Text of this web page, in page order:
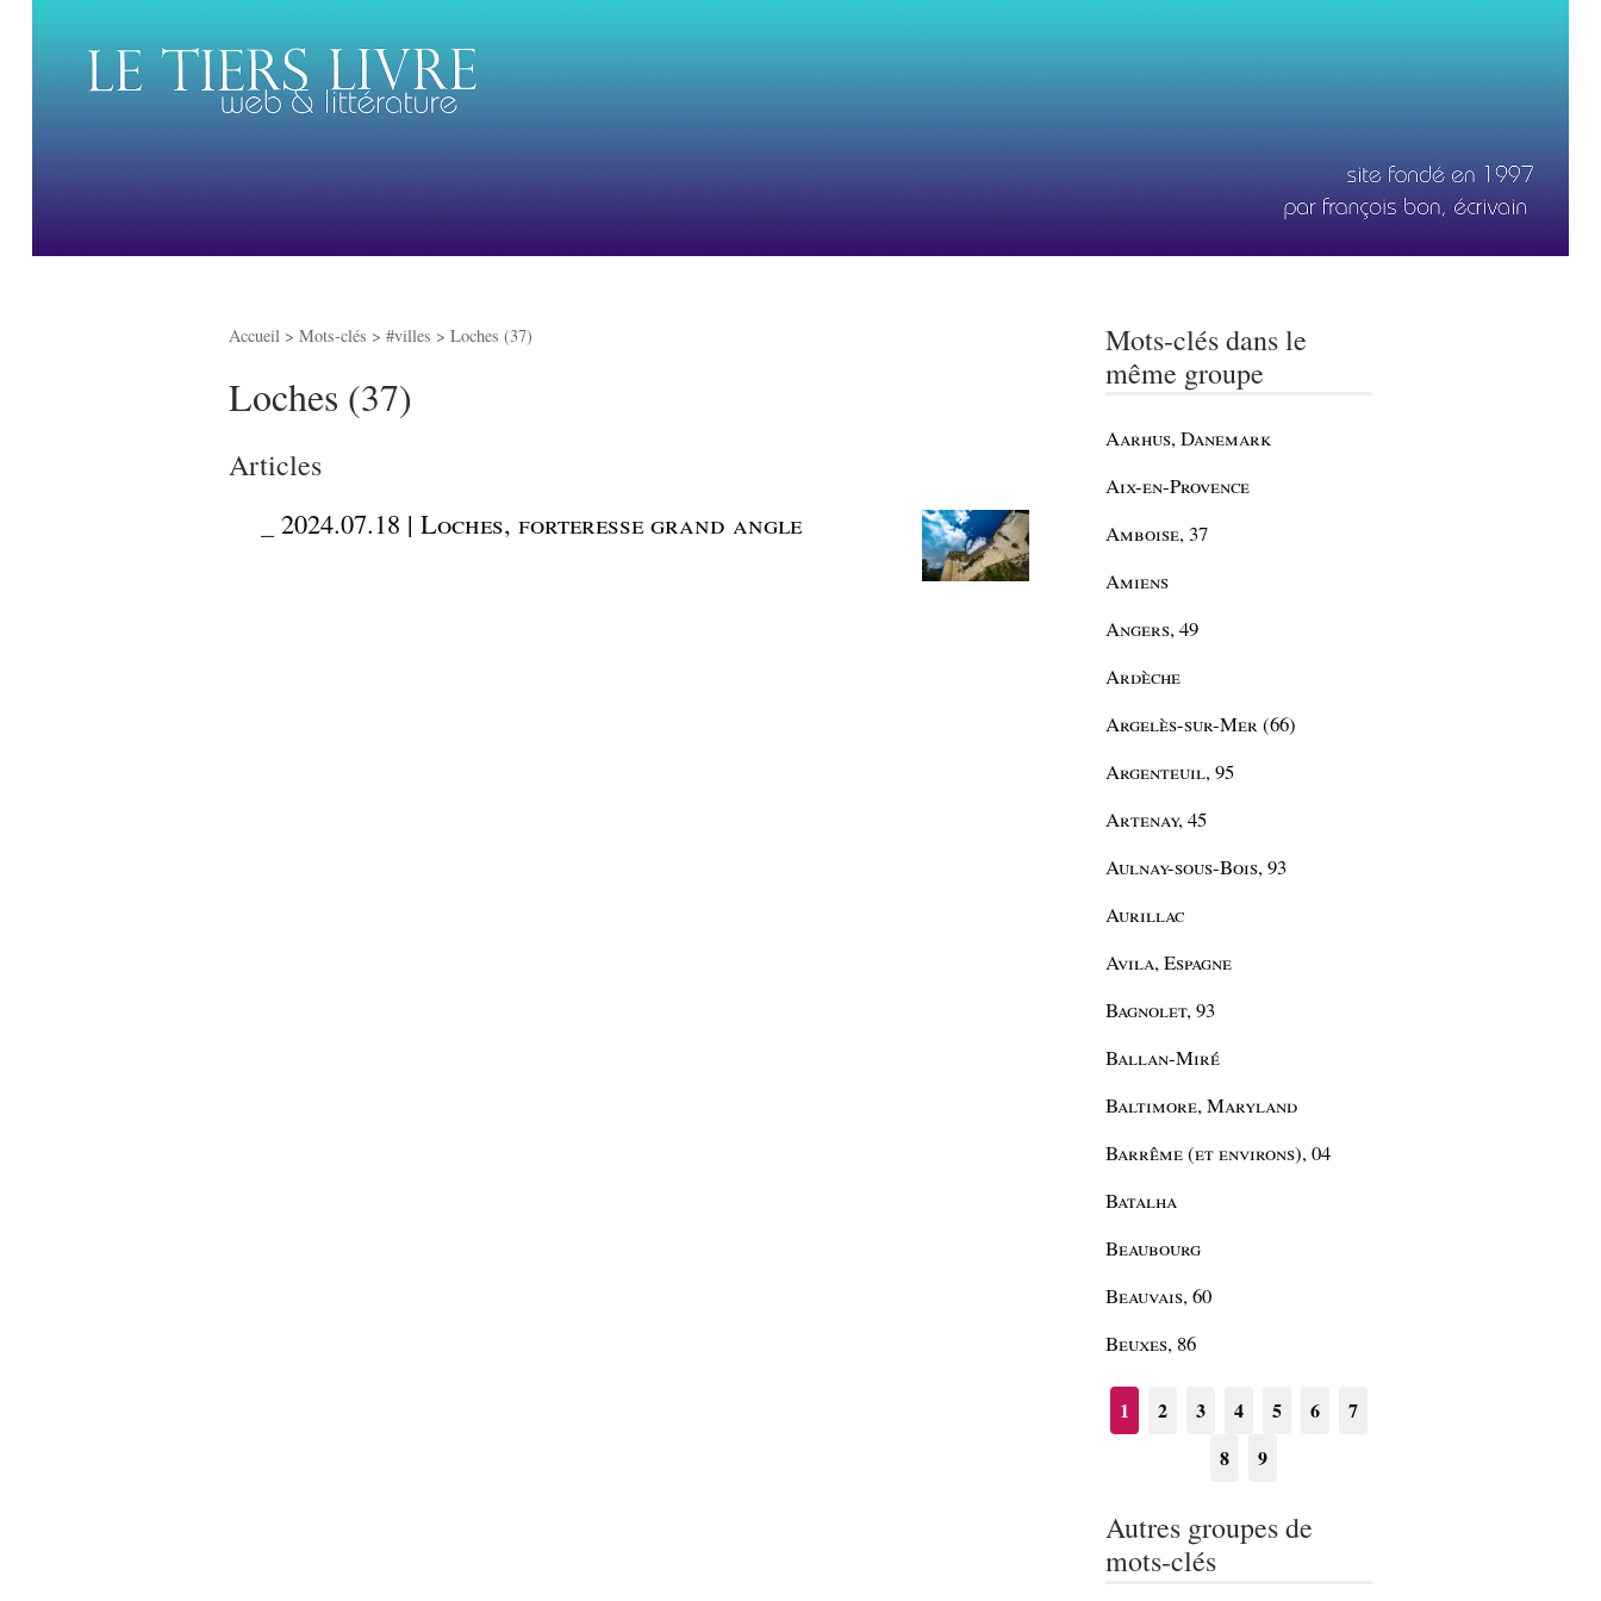
Accueil > Mots-clés > #villes > Loches (37)
Loches (37)
Articles
2024.07.18 | Loches, forteresse grand angle
Mots-clés dans le
même groupe
Aarhus, Danemark
Aix-en-Provence
Amboise, 37
Amiens
Angers, 49
Ardèche
Argelès-sur-Mer (66)
Argenteuil, 95
Artenay, 45
Aulnay-sous-Bois, 93
Aurillac
Avila, Espagne
Bagnolet, 93
Ballan-Miré
Baltimore, Maryland
Barrême (et environs), 04
Batalha
Beaubourg
Beauvais, 60
Beuxes, 86
1 2 3 4 5 6
7
8
9
Autres groupes de
mots-clés